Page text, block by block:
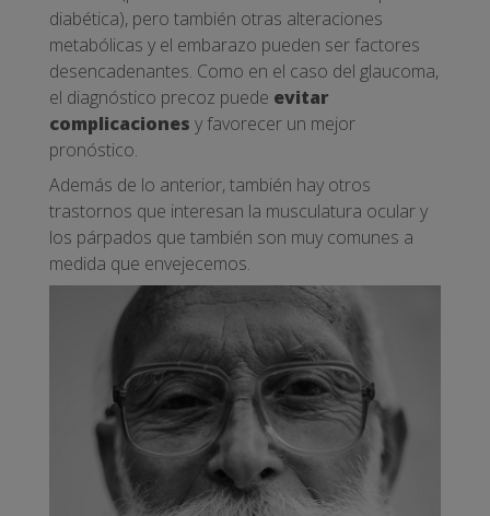
diabética), pero también otras alteraciones
metabólicas y el embarazo pueden ser factores
desencadenantes. Como en el caso del glaucoma,
el diagnóstico precoz puede evitar
complicaciones y favorecer un mejor
pronóstico.
Además de lo anterior, también hay otros
trastornos que interesan la musculatura ocular y
los párpados que también son muy comunes a
medida que envejecemos.